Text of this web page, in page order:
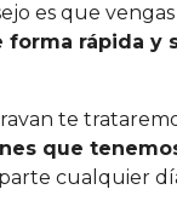
es que
rápida y
te
que
cualquier